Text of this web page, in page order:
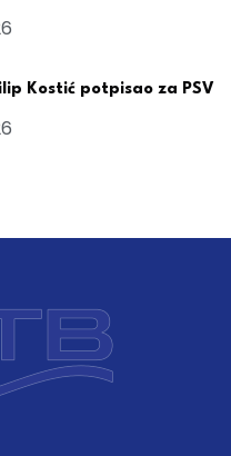
Kostić potpisao za PSV